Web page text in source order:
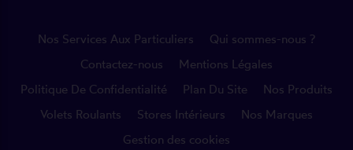
Nos Services Aux Particuliers
Qui sommes-nous ?
Contactez-nous
Mentions Légales
Politique De Confidentialité
Plan Du Site
Nos Produits
Volets Roulants
Stores Intérieurs
Nos Marques
Gestion des cookies